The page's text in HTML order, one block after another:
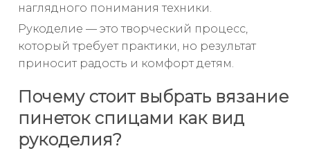
наглядного понимания техники.
Рукоделие — это творческий процесс,
который требует практики, но результат
приносит радость и комфорт детям.
Почему стоит выбрать вязание
пинеток спицами как вид
рукоделия?